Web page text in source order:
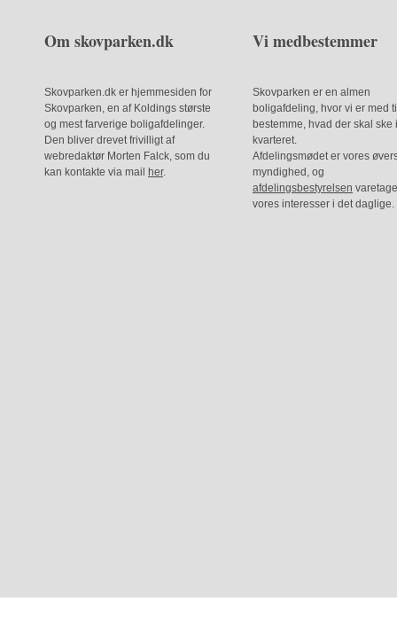
Om skovparken.dk
Skovparken.dk er hjemmesiden for
Skovparken, en af Koldings største
og mest farverige boligafdelinger.
Den bliver drevet frivilligt af
webredaktør Morten Falck, som du
kan kontakte via mail
her.
Vi medbestemmer
Skovparken er en almen
boligafdeling, hvor vi er med
bestemme, hvad der skal ske i
kvarteret.
Afdelingsmødet er vores
myndighed, og
afdelingsbestyrelsen
vores interesser i det daglige.